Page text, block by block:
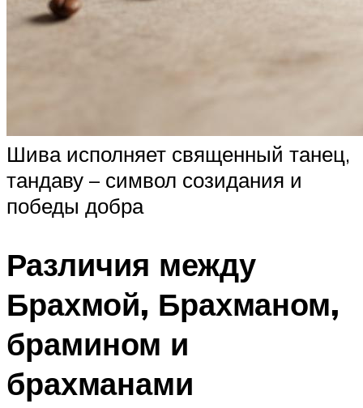
Шива исполняет священный танец,
тандаву – символ созидания и
победы добра
Различия между
Брахмой, Брахманом,
брамином и
брахманами